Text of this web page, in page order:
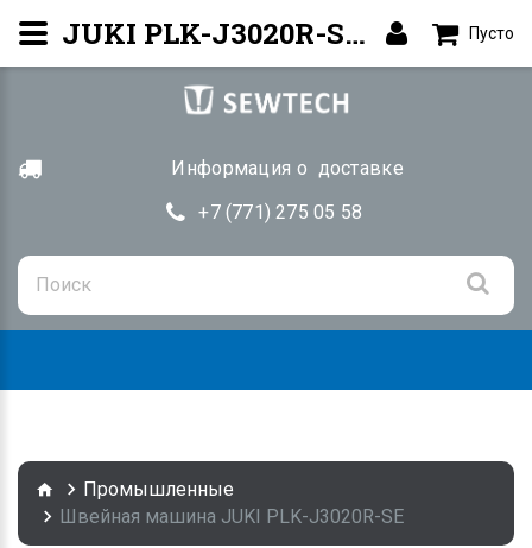
Информация о доставке
+7 (771) 275 05 58
Пусто
Промышленные
Швейная машина JUKI PLK-J3020R-SE
JUKI PLK-J3020R-SE — Программируемая машина PLK-J | Алматы